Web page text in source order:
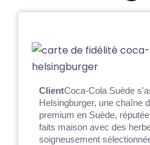
ClientCoca-Cola Suède
Helsingburger, une chaîne
premium en Suède,
faits maison avec des
soigneusement